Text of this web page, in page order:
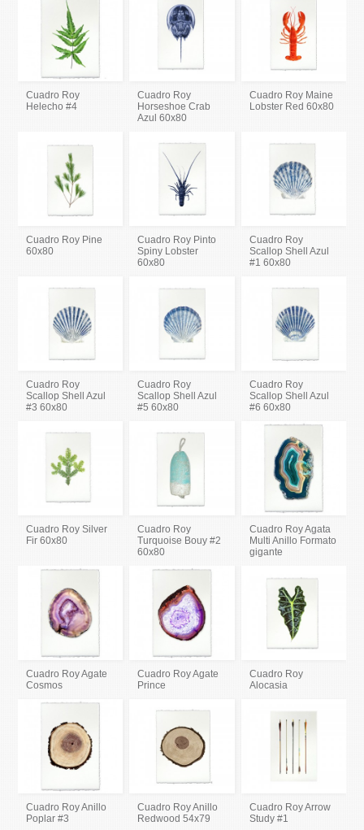
Cuadro Roy
Helecho #4
Cuadro Roy
Horseshoe Crab
Azul 60x80
Cuadro Roy Maine
Lobster Red 60x80
Cuadro Roy Pine
60x80
Cuadro Roy Pinto
Spiny Lobster
60x80
Cuadro Roy
Scallop Shell Azul
#1 60x80
Cuadro Roy
Scallop Shell Azul
#3 60x80
Cuadro Roy
Scallop Shell Azul
#5 60x80
Cuadro Roy
Scallop Shell Azul
#6 60x80
Cuadro Roy Silver
Fir 60x80
Cuadro Roy
Turquoise Bouy #2
60x80
Cuadro Roy Agata
Multi Anillo Formato
gigante
Cuadro Roy Agate
Cosmos
Cuadro Roy Agate
Prince
Cuadro Roy
Alocasia
Cuadro Roy Anillo
Poplar #3
Cuadro Roy Anillo
Redwood 54x79
Cuadro Roy Arrow
Study #1